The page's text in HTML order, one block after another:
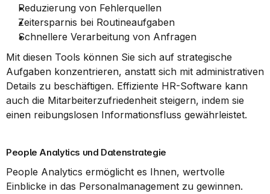
Reduzierung von Fehlerquellen
Zeitersparnis bei Routineaufgaben
Schnellere Verarbeitung von Anfragen
Mit diesen Tools können Sie sich auf strategische
Aufgaben konzentrieren, anstatt sich mit administrativen
Details zu beschäftigen. Effiziente HR-Software kann
auch die Mitarbeiterzufriedenheit steigern, indem sie
einen reibungslosen Informationsfluss gewährleistet.
People Analytics und Datenstrategie
People Analytics ermöglicht es Ihnen, wertvolle
Einblicke in das Personalmanagement zu gewinnen.